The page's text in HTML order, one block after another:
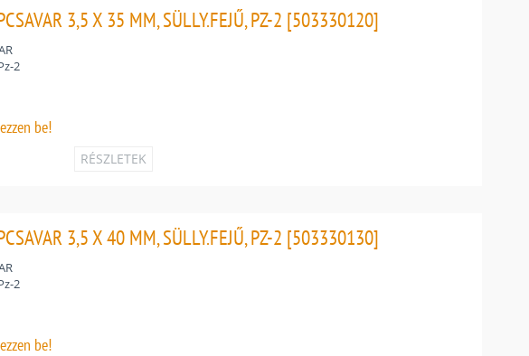
3,5 X 35 MM, SÜLLY.FEJŰ, PZ-2 [503330120]
2
be!
RÉSZLETEK
3,5 X 40 MM, SÜLLY.FEJŰ, PZ-2 [503330130]
2
be!